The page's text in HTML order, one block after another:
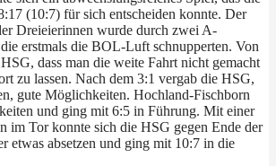
(10:7) für sich entscheiden konnte. Der
Dreieierinnen wurde durch zwei A-
erstmals die BOL-Luft schnupperten. Von
dass man die weite Fahrt nicht gemacht
zu lassen. Nach dem 3:1 vergab die HSG,
gute Möglichkeiten. Hochland-Fischborn
und ging mit 6:5 in Führung. Mit einer
im Tor konnte sich die HSG gegen Ende der
etwas absetzen und ging mit 10:7 in die